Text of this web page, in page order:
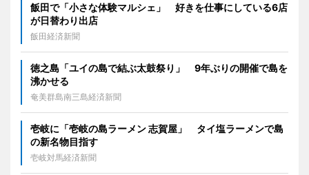
飯田で「小さな体験マルシェ」 好きを仕事にしている6店
が日替わり出店
飯田経済新聞
徳之島「ユイの島で結ぶ太鼓祭り」 9年ぶりの開催で島を
沸かせる
奄美群島南三島経済新聞
壱岐に「壱岐の島ラーメン 志賀屋」 タイ塩ラーメンで島
の新名物目指す
壱岐対馬経済新聞